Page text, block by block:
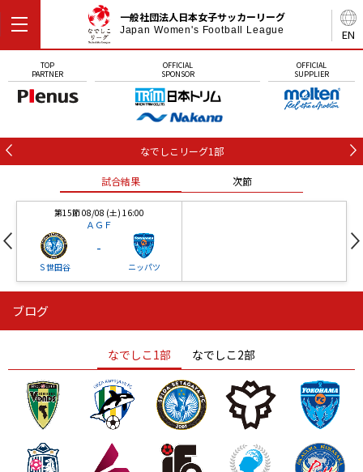
EN
一般社団法人日本女子サッカーリーグ
Japan Women's Football League
TOP
PARTNER
OFFICIAL
SPONSOR
OFFICIAL
SUPPLIER
なでしこリーグ1部
試合結果 次節
第15節 08/08 (土) 16:00
ＡＧＦ
Ｓ世田谷
-
ニッパツ
ニッパツ
ニッパツ 名古屋
石人の星
静岡 愛媛Ｌ
ブログ
なでしこ1部 なでしこ2部